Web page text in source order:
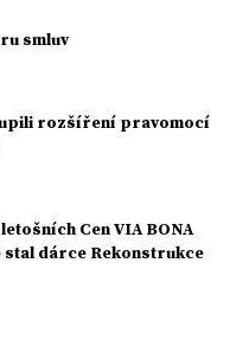
smluv
rozšíření pravomocí
Cen VIA BONA
dárce Rekonstrukce